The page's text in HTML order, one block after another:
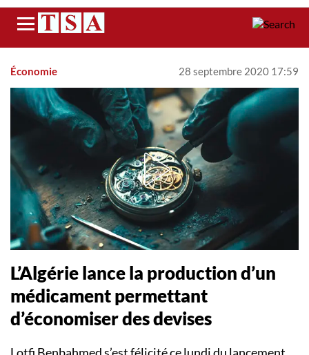
Menu
Économie 28 septembre 2020 17:59
L’Algérie lance la production d’un
médicament permettant
d’économiser des devises